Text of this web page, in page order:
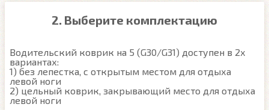
2. Выберите комплектацию
Водительский коврик на 5 (G30/G31) доступен в 2х
вариантах:
1) без лепестка, с открытым местом для отдыха
левой ноги
2) цельный коврик, закрывающий место для отдыха
левой ноги